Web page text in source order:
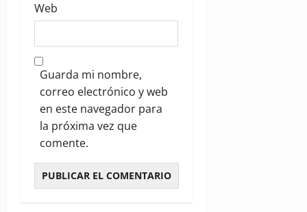
Web
Guarda mi nombre,
correo electrónico y web
en este navegador para
la próxima vez que
comente.